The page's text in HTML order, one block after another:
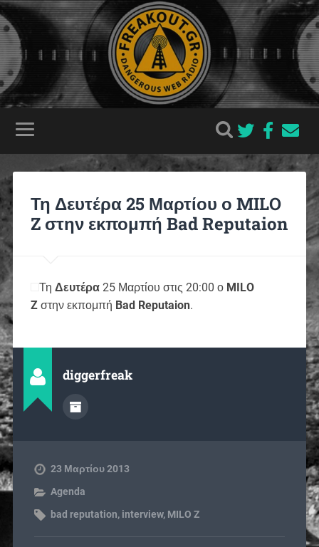
Τη Δευτέρα 25 Μαρτίου ο MILO
Z στην εκπομπή Bad Reputaion
Τη Δευτέρα25 Μαρτίου στις 20:00 ο MILO
Z στην εκπομπή Bad Reputaion.
diggerfreak
23 Μαρτίου 2013
Agenda
bad reputation, interview, MILO Z